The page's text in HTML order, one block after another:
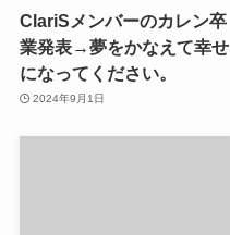
ClariSメンバーのカレン卒
業発表→夢をかなえて幸せ
になってください。
2024年9月1日